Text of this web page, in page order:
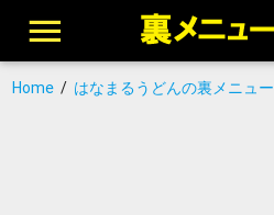
Home/ はなまるうどんの裏メニュー